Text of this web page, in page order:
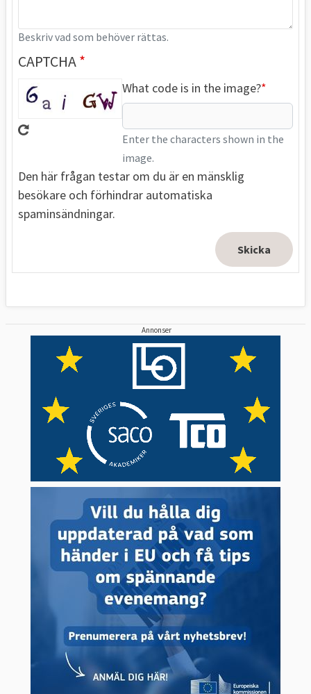
Beskriv vad som behöver rättas.
CAPTCHA
What code is in the image?
Enter the characters shown in the
image.
Den här frågan testar om du är en mänsklig
besökare och förhindrar automatiska
spaminsändningar.
Annonser